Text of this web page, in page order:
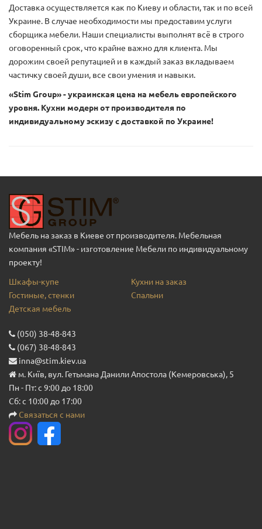
Доставка осуществляется как по Киеву и области, так и по всей
Украине. В случае необходимости мы предоставим услуги
сборщика мебели. Наши специалисты выполнят всё в строго
оговоренный срок, что крайне важно для клиента. Мы
дорожим своей репутацией и в каждый заказ вкладываем
частичку своей души, все свои умения и навыки.
«Stim Group» - украинская цена на мебель европейского
уровня. Кухни модерн от производителя по
индивидуальному эскизу с доставкой по Украине!
Мебель на заказ в Киеве от производителя. Мебельная
компания «STIM» - изготовление Мебели по индивидуальному
проекту!
Шкафы-купе
Кухни на заказ
Гостиные, стенки
Спальни
Детская мебель
(050) 38-48-843
(067) 38-48-843
inna@stim.kiev.ua
м. Київ, вул. Гетьмана Данили Апостола (Кемеровська), 5
Пн - Пт: с 9:00 до 18:00
Сб: с 10:00 до 17:00
Связаться с нами